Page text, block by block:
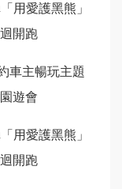
用愛護黑熊」
開跑
車主暢玩主題
遊會
用愛護黑熊」
開跑